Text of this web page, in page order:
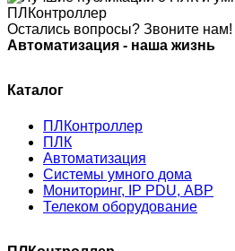
Остались вопросы? Звоните нам!
Автоматизация - наша жизнь
Каталог
ПЛКонтроллер
ПЛК
Автоматизация
Системы умного дома
Мониторинг, IP PDU, АВР
Телеком оборудование